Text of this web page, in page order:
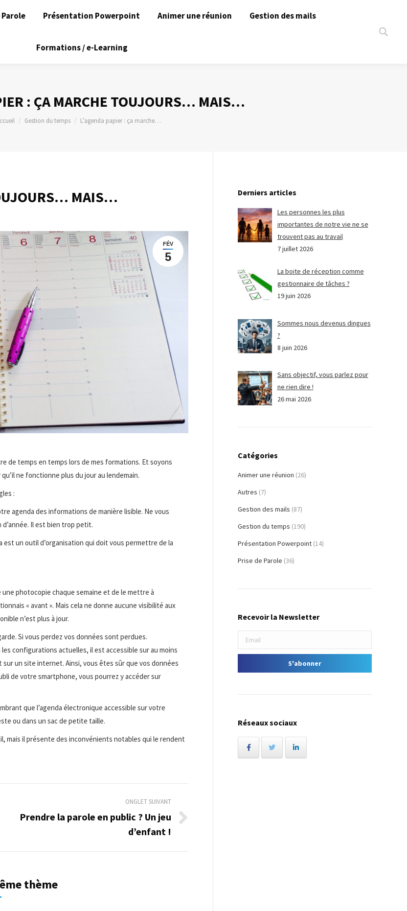
Présentation Powerpoint Animer une réunion Gestion des mails
Formations / e-Learning
Search:
: ÇA MARCHE TOUJOURS… MAIS…
êtes ici :Gestion du temps L’agenda papier : ça marche…
MAIS…
FÉV
5
de temps en temps lors de mes formations. Et soyons
ne fonctionne plus du jour au lendemain.
:
agenda des informations de manière lisible. Ne vous
Il est bien trop petit.
est un outil d’organisation qui doit vous permettre de la
photocopie chaque semaine et de le mettre à
« avant ». Mais cela ne donne aucune visibilité aux
n’est plus à jour.
Si vous perdez vos données sont perdues.
configurations actuelles, il est accessible sur au moins
un site internet. Ainsi, vous êtes sûr que vos données
de votre smartphone, vous pourrez y accéder sur
que l’agenda électronique accessible sur votre
ou dans un sac de petite taille.
mais il présente des inconvénients notables qui le rendent
ONGLET SUIVANT
Onglet
Prendre la parole en public ? Un jeu
d’enfant !
thème
Derniers articles
Les personnes les plus
importantes de notre vie ne se
trouvent pas au travail
7 juillet 2026
La boite de réception comme
gestionnaire de tâches ?
19 juin 2026
Sommes nous devenus dingues
?
8 juin 2026
Sans objectif, vous parlez pour
ne rien dire !
26 mai 2026
Catégories
Animer une réunion (26)
Autres (7)
Gestion des mails (87)
Gestion du temps (190)
Présentation Powerpoint (14)
Prise de Parole (36)
Recevoir la Newsletter
Réseaux sociaux